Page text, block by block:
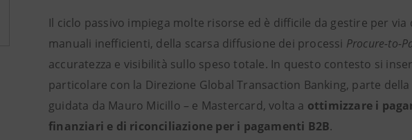
Il ciclo passivo impiega molte risorse ed è difficile da gestire per
manuali inefficienti, della scarsa diffusione dei processi Procure-to-
accuratezza e visibilità sullo speso totale. In questo contesto si
particolare con la Direzione Global Transaction Banking, parte
guidata da Mauro Micillo – e Mastercard, volta a ottimizzare i
finanziari e di riconciliazione per i pagamenti B2B.